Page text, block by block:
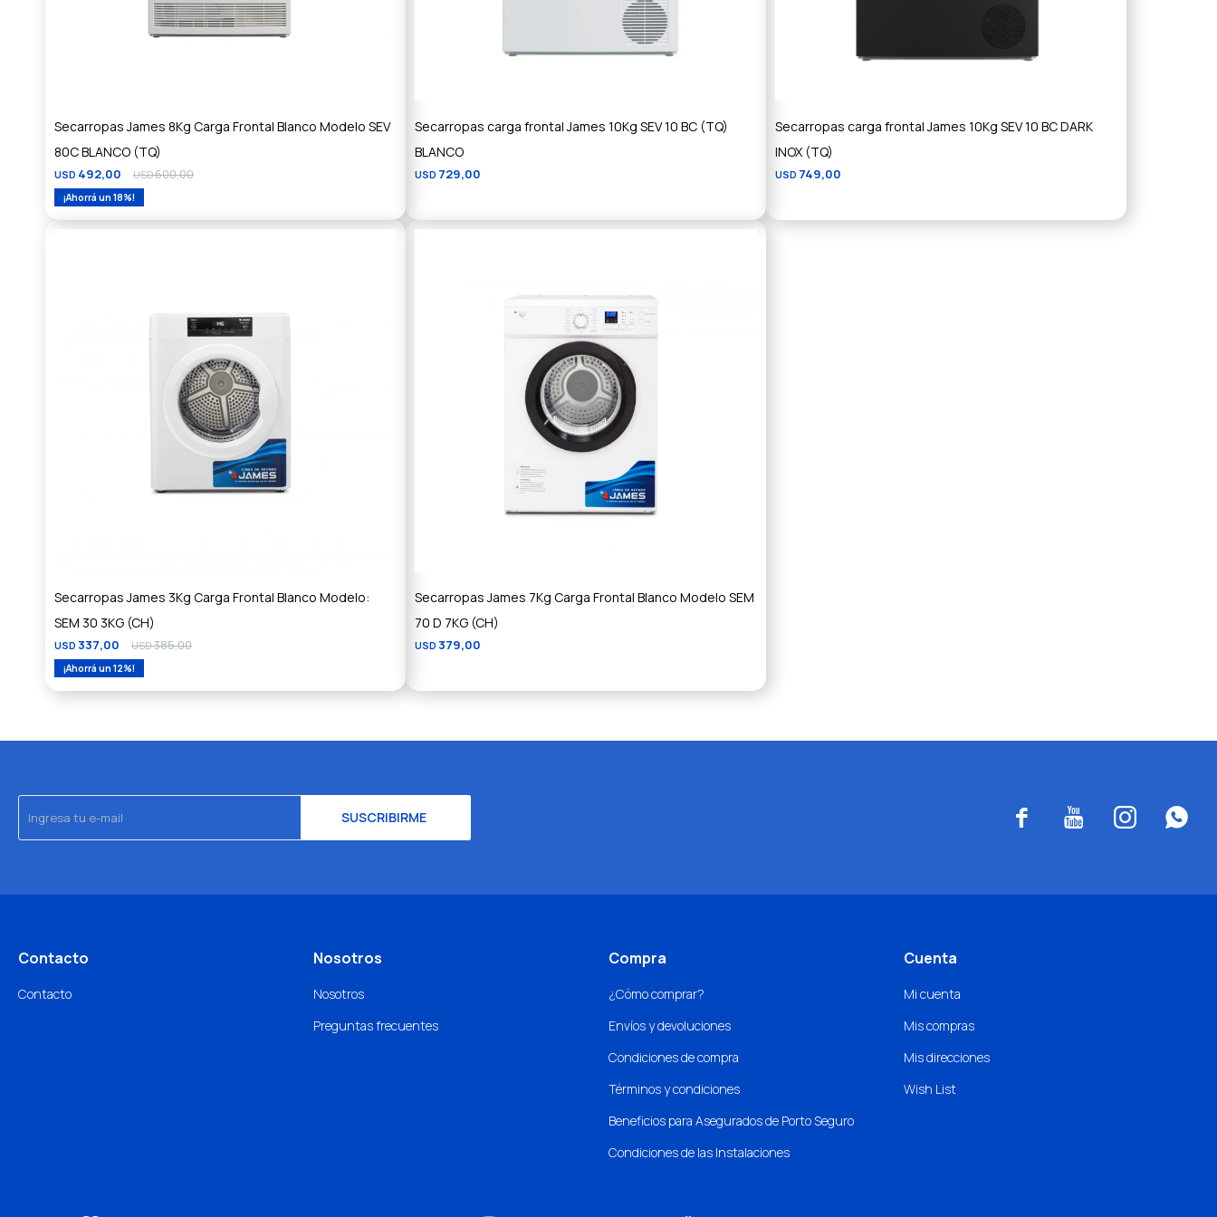
Secarropas James 8Kg Carga Frontal Blanco Modelo SEV
80C BLANCO (TQ)
USD 492,00 USD600,00
18
Secarropas carga frontal James 10Kg SEV 10 BC (TQ)
BLANCO
USD 729,00
Secarropas carga frontal James 10Kg SEV 10 BC DARK
INOX (TQ)
USD 749,00
Secarropas James 3Kg Carga Frontal Blanco Modelo:
SEM 30 3KG (CH)
USD 337,00 USD385,00
12
Secarropas James 7Kg Carga Frontal Blanco Modelo SEM
70 D 7KG (CH)
USD 379,00
SUSCRIBIRME    
Contacto
Contacto
Nosotros
Nosotros
Preguntas frecuentes
Compra
¿Cómo comprar?
Envíos y devoluciones
Condiciones de compra
Términos y condiciones
Beneficios para Asegurados de Porto Seguro
Condiciones de las Instalaciones
Cuenta
Mi cuenta
Mis compras
Mis direcciones
Wish List